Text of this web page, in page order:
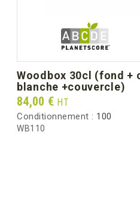
woodbox 30cl (fond + caissette
blanche +couvercle)
Prix
84,00 € HT
Conditionnement : 100
WB110